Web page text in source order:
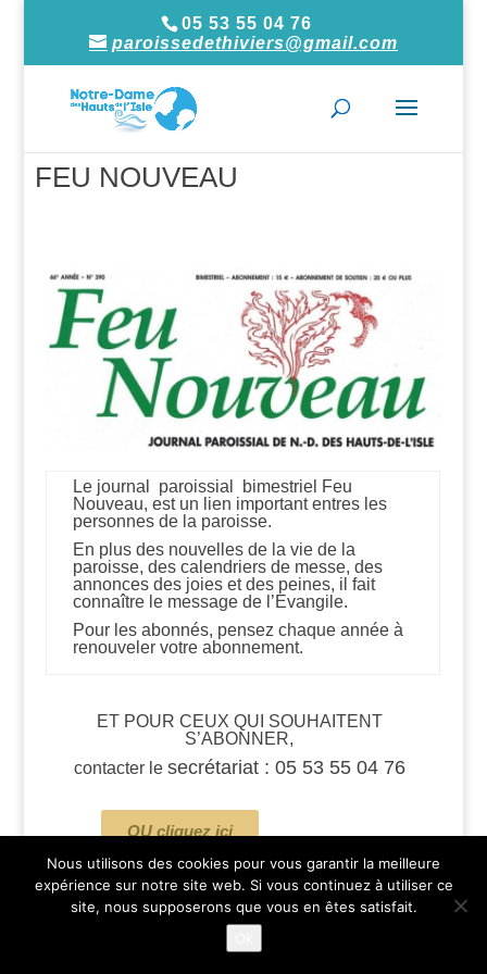
05 53 55 04 76
paroissedethiviers@gmail.com
FEU NOUVEAU
Le journal paroissial bimestriel Feu
Nouveau, est un lien important entres les
personnes de la paroisse.
En plus des nouvelles de la vie de la
paroisse, des calendriers de messe, des
annonces des joies et des peines, il fait
connaître le message de l’Evangile.
Pour les abonnés, pensez chaque année à
renouveler votre abonnement.
ET POUR CEUX QUI SOUHAITENT
S’ABONNER,
contacter le secrétariat : 05 53 55 04 76
OU cliquez ici
Mentions légales
Nous utilisons des cookies pour vous garantir la meilleure
expérience sur notre site web. Si vous continuez à utiliser ce
site, nous supposerons que vous en êtes satisfait.